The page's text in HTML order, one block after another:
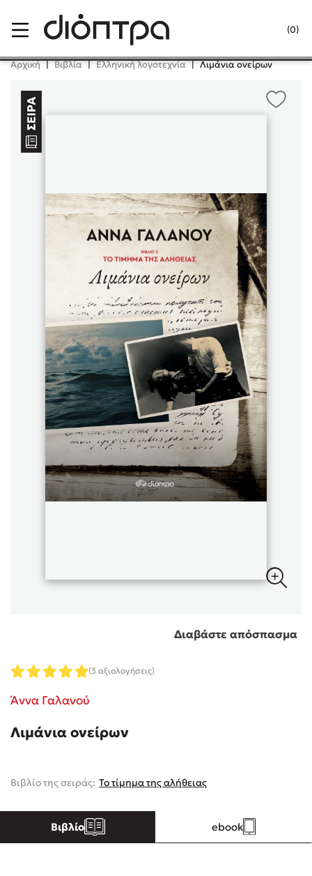
(0)
Κλείσιμο
Δημοφιλή Βιβλία
Χάρης Πολίτης
Καθρέφτης
Sebastian Fitzek
Playlist
Ιωάννης Γλωσσόπουλος
Ένας γίγαντας στο σχολείο
Αρχική | Βιβλία | Ελληνική λογοτεχνία | Λιμάνια ονείρων
Διαβάστε απόσπασμα
(3 αξιολογήσεις)
Άννα Γαλανού
Λιμάνια ονείρων
Βιβλίο της σειράς: Το τίμημα της αλήθειας
Βιβλίο ebook